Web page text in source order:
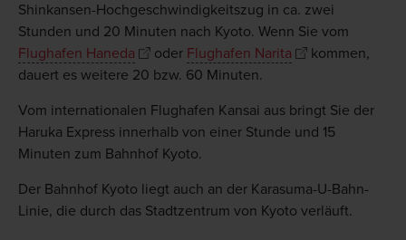
Shinkansen-Hochgeschwindigkeitszug in ca. zwei
Stunden und 20 Minuten nach Kyoto. Wenn Sie vom
Flughafen Haneda
oder Flughafen Narita
kommen,
dauert es weitere 20 bzw. 60 Minuten.
Vom internationalen Flughafen Kansai aus bringt Sie der
Haruka Express innerhalb von einer Stunde und 15
Minuten zum Bahnhof Kyoto.
Der Bahnhof Kyoto liegt auch an der Karasuma-U-Bahn-
Linie, die durch das Stadtzentrum von Kyoto verläuft.